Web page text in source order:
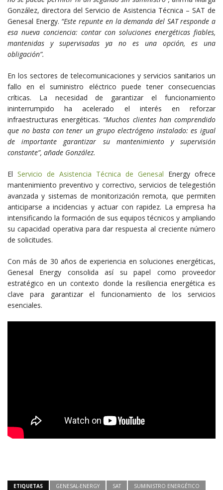
González, directora del Servicio de Asistencia Técnica – SAT de
Genesal Energy. “Este repunte en la demanda del SAT responde a
esa nueva conciencia: contar con soluciones energéticas fiables,
mantenidas y supervisadas ya no es una opción, es una
obligación”.
En los sectores de telecomunicaciones y servicios sanitarios un
fallo en el suministro eléctrico puede tener consecuencias
críticas. La necesidad de garantizar el funcionamiento
ininterrumpido ha acelerado el interés en reforzar
infraestructuras energéticas. “Muchos clientes han comprendido
que no basta con tener un grupo electrógeno instalado: es igual
de importante garantizar su mantenimiento y supervisión
constante”, añade González.
El Servicio de Asistencia Técnica de Genesal Energy ofrece
mantenimiento preventivo y correctivo, servicios de telegestión
avanzada y sistemas de monitorización remota, que permiten
anticiparse a incidencias y actuar con rapidez. La empresa ha
intensificando la formación de sus equipos técnicos y ampliando
su capacidad operativa para dar respuesta al creciente número
de solicitudes.
Con más de 30 años de experiencia en soluciones energéticas,
Genesal Energy consolida así su papel como proveedor
estratégico en un contexto donde la resiliencia energética es
clave para garantizar el funcionamiento de los servicios
esenciales.
ETIQUETAS GENESAL-ENERGY SAT SUMINISTRO ENERGÉTICO